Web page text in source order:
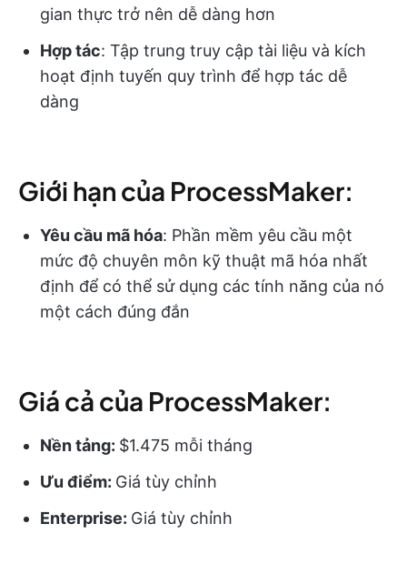
gian thực trở nên dễ dàng hơn
Hợp tác: Tập trung truy cập tài liệu và kích
hoạt định tuyến quy trình để hợp tác dễ
dàng
Giới hạn của ProcessMaker:
Yêu cầu mã hóa: Phần mềm yêu cầu một
mức độ chuyên môn kỹ thuật mã hóa nhất
định để có thể sử dụng các tính năng của nó
một cách đúng đắn
Giá cả của ProcessMaker:
Nền tảng: $1.475 mỗi tháng
Ưu điểm: Giá tùy chỉnh
Enterprise: Giá tùy chỉnh